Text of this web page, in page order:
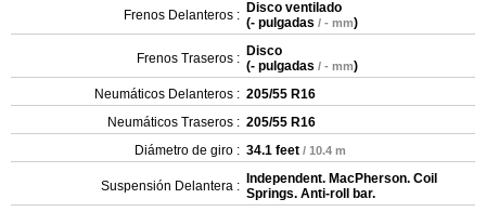
Frenos Delanteros : Disco ventilado
(- pulgadas / - mm)
Frenos Traseros : Disco
(- pulgadas / - mm)
Neumáticos Delanteros : 205/55 R16
Neumáticos Traseros : 205/55 R16
Diámetro de giro : 34.1 feet / 10.4 m
Suspensión Delantera : Independent. MacPherson. Coil
Springs. Anti-roll bar.